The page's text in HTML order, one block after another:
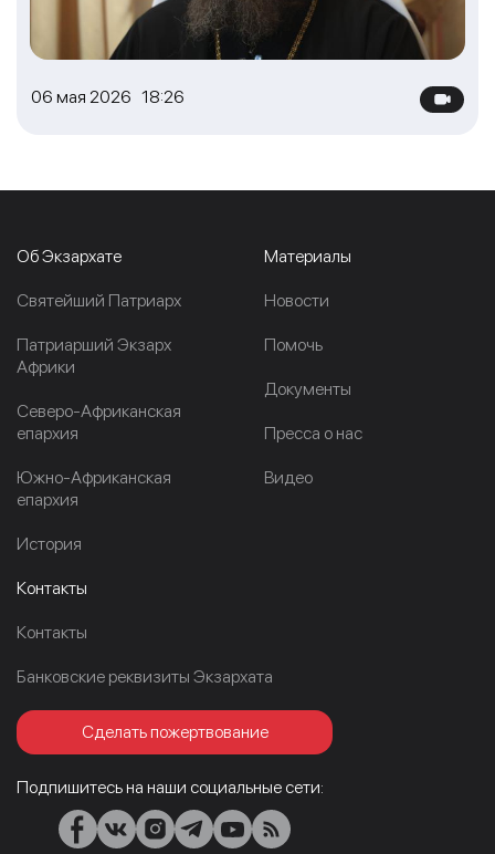
06 мая 2026 18:26
Об Экзархате
Cвятейший Патриарх
Патриарший Экзарх
Африки
Северо-Африканская
епархия
Южно-Африканская
епархия
История
Материалы
Новости
Помочь
Документы
Пресса о нас
Видео
Контакты
Контакты
Банковские реквизиты Экзархата
Сделать пожертвование
Подпишитесь на наши социальные сети: